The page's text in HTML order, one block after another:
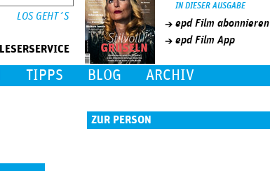
LESERSERVICE
IN DIESER AUSGABE
epd Film abonnieren
epd Film App
TIPPS BLOG ARCHIV
ZUR PERSON